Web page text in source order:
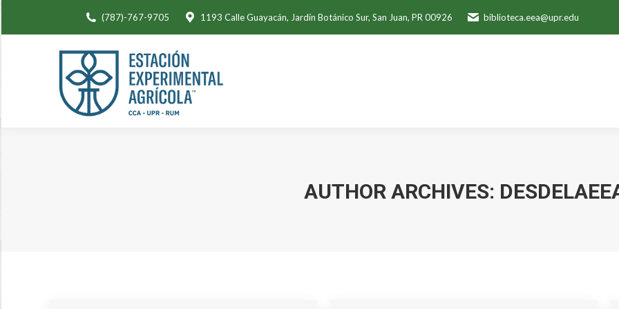
(787)-767-9705 1193 Calle Guayacán, Jardín Botánico Sur, San Juan, PR 00926 biblioteca.eea@upr.edu
AUTHOR ARCHIVES: